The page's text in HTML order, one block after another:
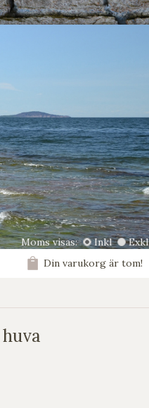
Moms visas: Inkl
Exkl
Din varukorg är tom!